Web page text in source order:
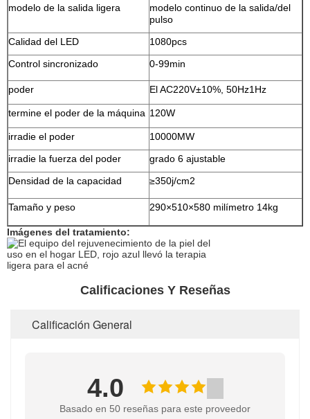
modelo de la salida ligera
modelo continuo de la salida/del
pulso
Calidad del LED
1080pcs
Control sincronizado
0-99min
poder El AC220V±10%, 50Hz1Hz
termine el poder de la máquina 120W
irradie el poder
10000MW
irradie la fuerza del poder
grado 6 ajustable
Densidad de la capacidad
≥350j/cm2
Tamaño y peso 290×510×580 milímetro 14kg
Imágenes del tratamiento:
Calificaciones Y Reseñas
Calificación General
4.0
Basado en 50 reseñas para este proveedor